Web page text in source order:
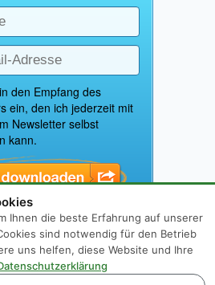
Ihnen die beste Erfahrung auf unserer
sind notwendig für den Betrieb
uns helfen, diese Website und Ihre